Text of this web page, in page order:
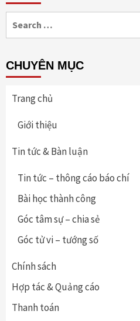
CHUYÊN MỤC
Trang chủ
Giới thiệu
Tin tức & Bàn luận
Tin tức – thông cáo báo chí
Bài học thành công
Góc tâm sự – chia sẻ
Góc tử vi – tướng số
Chính sách
Hợp tác & Quảng cáo
Thanh toán